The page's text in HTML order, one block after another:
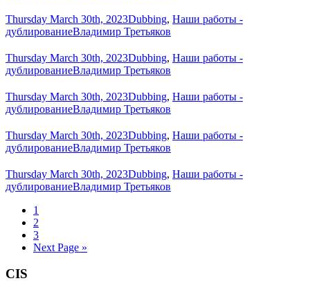
Thursday March 30th, 2023Dubbing, Наши работы -
дублированиеВладимир Третьяков
Thursday March 30th, 2023Dubbing, Наши работы -
дублированиеВладимир Третьяков
Thursday March 30th, 2023Dubbing, Наши работы -
дублированиеВладимир Третьяков
Thursday March 30th, 2023Dubbing, Наши работы -
дублированиеВладимир Третьяков
Thursday March 30th, 2023Dubbing, Наши работы -
дублированиеВладимир Третьяков
1
2
3
Next Page »
CIS